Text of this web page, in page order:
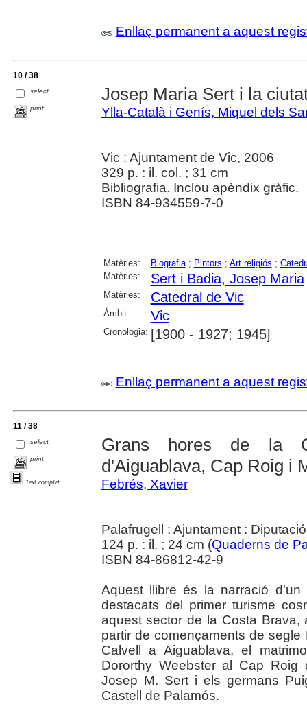
Enllaç permanent a aquest
10 / 38
select
print
Josep Maria Sert i la
Ylla-Català i Genís, Miquel dels
Vic : Ajuntament de Vic, 2006
329 p. : il. col. ; 31 cm
Bibliografia. Inclou apèndix gràfic.
ISBN 84-934559-7-0
Matèries: Biografia; Pintors ; Art religiós ;
Matèries:
Sert i Badia, Josep Maria
Matèries: Catedral de Vic
Àmbit: Vic
Cronologia: [1900 - 1927; 1945]
Enllaç permanent a aquest
11 / 38
select
print
Text complet
Grans hores de la
d'Aiguablava, Cap Roig i
Febrés, Xavier
Palafrugell : Ajuntament :
124 p. : il. ; 24 cm (Quaderns de
ISBN 84-86812-42-9
Aquest llibre és la narració d'un
destacats del primer turisme
aquest sector de la Costa
partir de començaments de
Calvell a Aiguablava, el
Dororthy Weebster al Cap
Josep M. Sert i els germans
Castell de Palamós.